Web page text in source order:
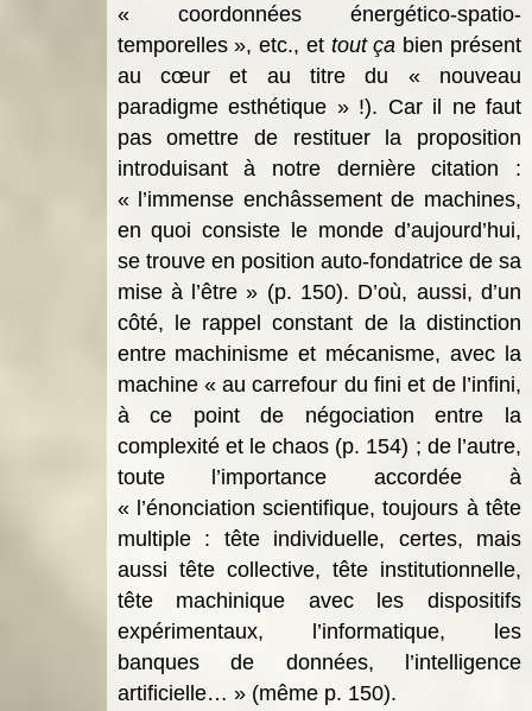
« coordonnées énergético-spatio-
temporelles », etc., et tout ça bien présent
au cœur et au titre du « nouveau
paradigme esthétique » !). Car il ne faut
pas omettre de restituer la proposition
introduisant à notre dernière citation :
« l’immense enchâssement de machines,
en quoi consiste le monde d’aujourd’hui,
se trouve en position auto-fondatrice de sa
mise à l’être » (p. 150). D’où, aussi, d’un
côté, le rappel constant de la distinction
entre machinisme et mécanisme, avec la
machine « au carrefour du fini et de l’infini,
à ce point de négociation entre la
complexité et le chaos (p. 154) ; de l’autre,
toute l’importance accordée à
« l’énonciation scientifique, toujours à tête
multiple : tête individuelle, certes, mais
aussi tête collective, tête institutionnelle,
tête machinique avec les dispositifs
expérimentaux, l’informatique, les
banques de données, l’intelligence
artificielle… » (même p. 150).